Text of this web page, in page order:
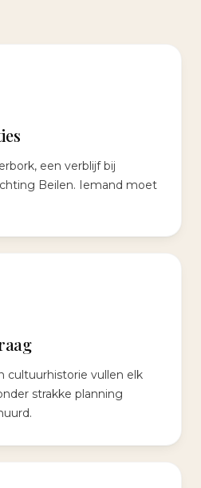
een verblijf bij
Beilen. Iemand moet
cultuurhistorie vullen elk
strakke planning